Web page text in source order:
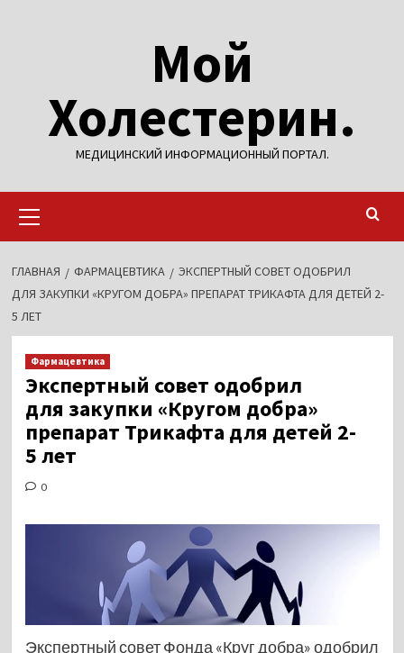
Мой
Холестерин.
МЕДИЦИНСКИЙ ИНФОРМАЦИОННЫЙ ПОРТАЛ.
меню
ГЛАВНАЯ ФАРМАЦЕВТИКА
ЭКСПЕРТНЫЙ СОВЕТ ОДОБРИЛ
ДЛЯ ЗАКУПКИ «КРУГОМ ДОБРА» ПРЕПАРАТ ТРИКАФТА ДЛЯ ДЕТЕЙ 2-
5 ЛЕТ
Фармацевтика
Экспертный совет одобрил
для закупки «Кругом добра»
препарат Трикафта для детей 2-
5 лет
0
Экспертный совет Фонда «Круг добра» одобрил